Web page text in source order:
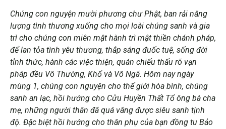
Chúng con nguyện mười phương chư Phật, ban rải năng
lượng tình thương xuống cho mọi loài chúng sanh và gia
trì cho chúng con miên mật hành trì mật thiền chánh pháp,
để lan tỏa tình yêu thương, thắp sáng đuốc tuệ, sống đời
tỉnh thức, hành các việc thiện, quán chiếu thấu rõ vạn
pháp đều Vô Thường, Khổ và Vô Ngã. Hôm nay ngày
mùng 1, chúng con nguyện cho thế giới hòa bình, chúng
sanh an lạc, hồi hướng cho Cửu Huyền Thất Tổ ông bà cha
mẹ, những người thân đã quá vãng được siêu sanh tịnh
độ. Đặc biệt hồi hướng cho thân phụ của bạn đồng tu Bảo